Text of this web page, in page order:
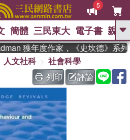
5
GO
熱搜： 東野圭吾 、 The Odyssey
、 如果歷史是一群喵 、 暑期
國際布克獎 臺灣漫遊錄 、 方
念華 、 台灣的李登輝時代
孩：黎曼猜想 、 偉大的迷走神經
簡體 三民東大 電子書 親子
獲年度作家，《史坎德》系列
人文社科
社會科學
列印
評論